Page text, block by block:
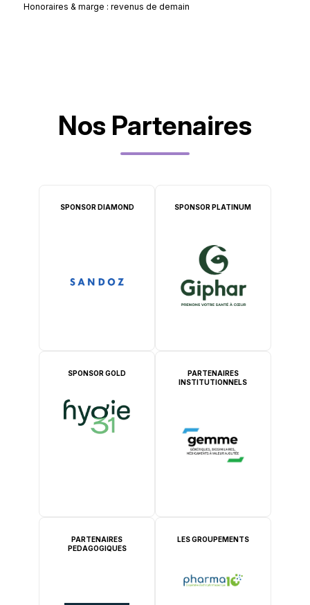
Honoraires & marge : revenus de demain
Nos Partenaires
SPONSOR DIAMOND SPONSOR PLATINUM
SPONSOR GOLD
PARTENAIRES
INSTITUTIONNELS
PARTENAIRES
PEDAGOGIQUES
LES GROUPEMENTS